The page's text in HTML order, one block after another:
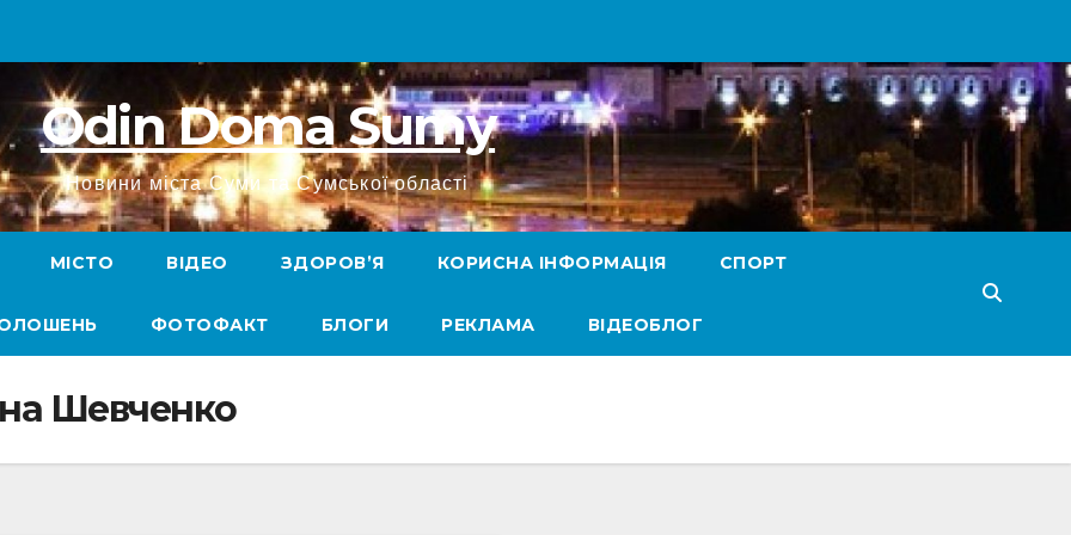
Odin Doma Sumy
Новини міста Суми та Сумської області
МІСТО ВІДЕО ЗДОРОВ’Я КОРИСНА ІНФОРМАЦІЯ СПОРТ
ФОТОФАКТ БЛОГИ РЕКЛАМА ВІДЕОБЛОГ
Шевченко